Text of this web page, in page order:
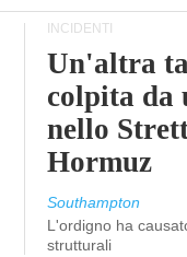
INCIDENTI
Un'altra
colpita da
nello
Hormuz
Southampton
L'ordigno ha
strutturali